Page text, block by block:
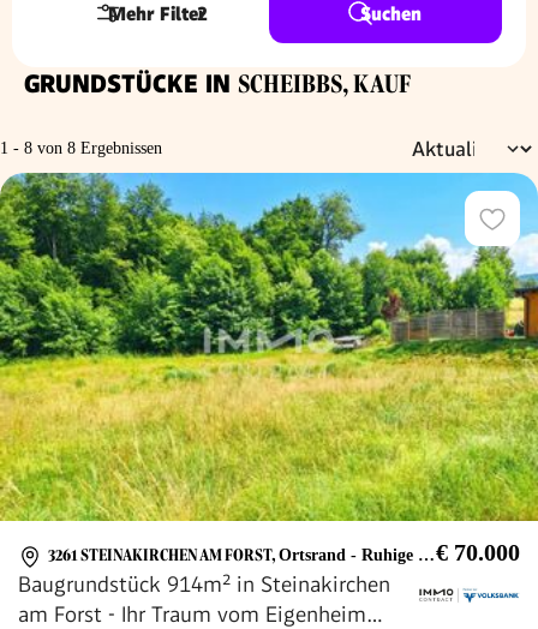
Mehr Filter
2 Suchen
GRUNDSTÜCKE IN SCHEIBBS, KAUF
1 - 8 von 8 Ergebnissen
3261 STEINAKIRCHEN AM FORST, Ortsrand - Ruhige Lage € 70.000
Baugrundstück 914m² in Steinakirchen
am Forst - Ihr Traum vom Eigenheim